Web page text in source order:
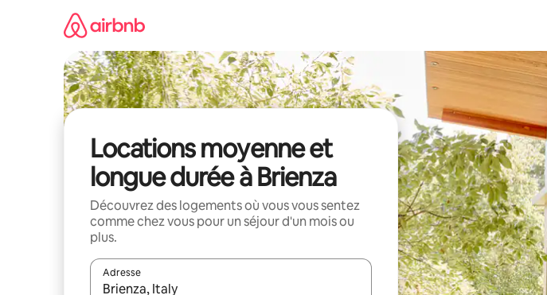
Locations moyenne et
longue durée à Brienza
Découvrez des logements où vous vous sentez
comme chez vous pour un séjour d'un mois ou
plus.
Adresse
Lorsque les résultats s'affichent, utilisez les flèches vers le haut et vers le bas pour les